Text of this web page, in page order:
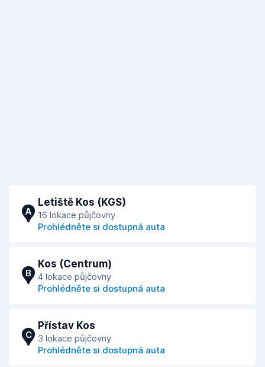
A
Letiště Kos (KGS)
16 lokace půjčovny
Prohlédněte si dostupná auta
B
Kos (Centrum)
4 lokace půjčovny
Prohlédněte si dostupná auta
C
Přístav Kos
3 lokace půjčovny
Prohlédněte si dostupná auta